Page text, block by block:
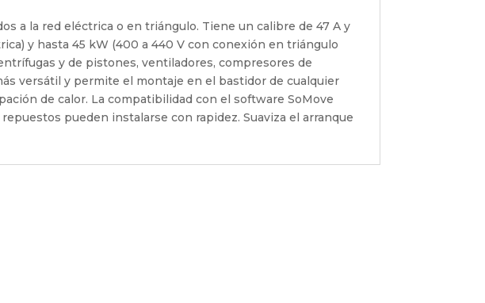
a la red eléctrica o en triángulo. Tiene un calibre de 47 A y
y hasta 45 kW (400 a 440 V con conexión en triángulo
y de pistones, ventiladores, compresores de
versátil y permite el montaje en el bastidor de cualquier
de calor. La compatibilidad con el software SoMove
pueden instalarse con rapidez. Suaviza el arranque